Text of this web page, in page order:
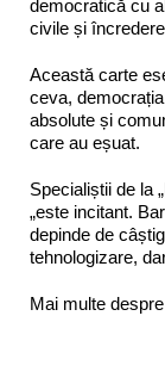
democratică cu
civile și
Această carte
ceva,
absolute și
care au eșuat.
Specialiștii de la
„este incitant.
depinde de
tehnologizare,
Mai multe